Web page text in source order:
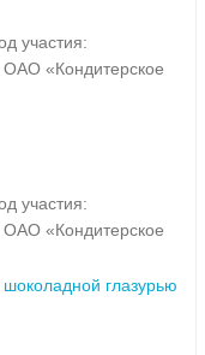
участия:
«Кондитерское
участия:
«Кондитерское
глазурью